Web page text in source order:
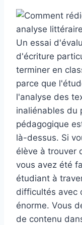
Un essai
d'écriture
terminer en
parce que
l'analyse des
inaliénables du
pédagogique
là-dessus. Si
élève à trouver
vous avez été
étudiant à
difficultés avec
énorme. Vous
de contenu